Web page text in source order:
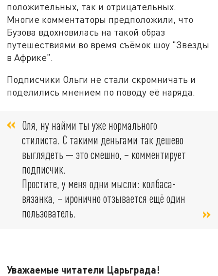
положительных, так и отрицательных.
Многие комментаторы предположили, что
Бузова вдохновилась на такой образ
путешествиями во время съёмок шоу "Звезды
в Африке".
Подписчики Ольги не стали скромничать и
поделились мнением по поводу её наряда.
Оля, ну найми ты уже нормального
стилиста. С такими деньгами так дешево
выглядеть — это смешно, – комментирует
подписчик.
Простите, у меня одни мысли: колбаса-
вязанка, – иронично отзывается ещё один
пользователь.
Уважаемые читатели Царьграда!